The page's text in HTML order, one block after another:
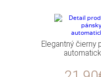
Elegantný čierny